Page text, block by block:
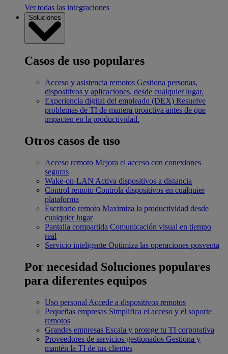
Ver todas las integraciones
Soluciones
Casos de uso populares
Acceso y asistencia remotos Gestiona personas,
dispositivos y aplicaciones, desde cualquier lugar.
Experiencia digital del empleado (DEX) Resuelve
problemas de TI de manera proactiva antes de que
impacten en la productividad.
Otros casos de uso
Acceso remoto Mejora el acceso con conexiones
seguras
Wake-on-LAN Activa dispositivos a distancia
Control remoto Controla dispositivos en cualquier
plataforma
Escritorio remoto Maximiza la productividad desde
cualquier lugar
Pantalla compartida Comunicación visual en tiempo
real
Servicio inteligente Optimiza las operaciones posventa
Por necesidad Soluciones populares
para diferentes equipos
Uso personal Accede a dispositivos remotos
Pequeñas empresas Simplifica el acceso y el soporte
remotos
Grandes empresas Escala y protege tu TI corporativa
Proveedores de servicios gestionados Gestiona y
mantén la TI de tus clientes